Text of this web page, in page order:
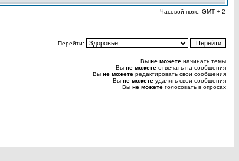
Часовой пояс: GMT + 2
Перейти:
Вы не можете начинать темы
Вы не можете отвечать на сообщения
Вы не можете редактировать свои сообщения
Вы не можете удалять свои сообщения
Вы не можете голосовать в опросах